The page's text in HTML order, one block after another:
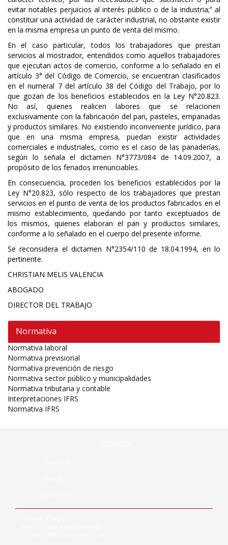
evitar notables perjuicios al interés público o de la industria;” al
constituir una actividad de carácter industrial, no obstante existir
en la misma empresa un punto de venta del mismo.
En el caso particular, todos los trabajadores que prestan
servicios al mostrador, entendidos como aquellos trabajadores
que ejecutan actos de comercio, conforme a lo señalado en el
artículo 3° del Código de Comercio, se encuentran clasificados
en el numeral 7 del artículo 38 del Código del Trabajo, por lo
que gozan de los beneficios establecidos en la Ley N°20.823.
No así, quienes realicen labores que se relacionen
exclusivamente con la fabricación del pan, pasteles, empanadas
y productos similares. No existiendo inconveniente jurídico, para
que en una misma empresa, puedan existir actividades
comerciales e industriales, como es el caso de las panaderías,
según lo señala el dictamen N°3773/084 de 14.09.2007, a
propósito de los feriados irrenunciables.
En consecuencia, proceden los beneficios establecidos por la
Ley N°20.823, sólo respecto de los trabajadores que prestan
servicios en el punto de venta de los productos fabricados en el
mismo establecimiento, quedando por tanto exceptuados de
los mismos, quienes elaboran el pan y productos similares,
conforme a lo señalado en el cuerpo del presente informe.
Se reconsidera el dictamen N°2354/110 de 18.04.1994, en lo
pertinente.
CHRISTIAN MELIS VALENCIA
ABOGADO
DIRECTOR DEL TRABAJO
Normativa
Normativa laboral
Normativa previsional
Normativa prevención de riesgo
Normativa sector público y municipalidades
Normativa tributaria y contable
Interpretaciones IFRS
Normativa IFRS